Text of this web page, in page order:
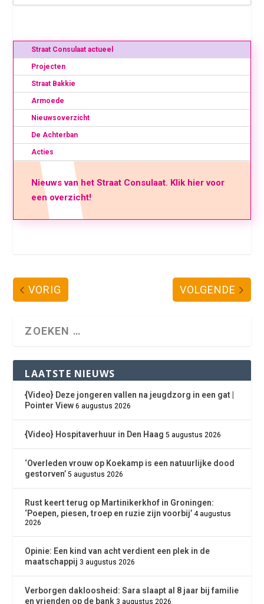
Straat Consulaat actueel
Projecten
Straat Bakkie
Armoede
Nieuwsoverzicht
De Achterban
Acties
Nieuws van het Straat Consulaat. Klik hier voor
een overzicht!
VORIG VOLGENDE
LAATSTE NIEUWS
{Video} Deze jongeren vallen na jeugdzorg in een gat |
Pointer View 6 augustus 2026
{Video} Hospitaverhuur in Den Haag 5 augustus 2026
‘Overleden vrouw op Koekamp is een natuurlijke dood
gestorven’ 5 augustus 2026
Rust keert terug op Martinikerkhof in Groningen:
‘Poepen, piesen, troep en ruzie zijn voorbij’ 4 augustus
2026
Opinie: Een kind van acht verdient een plek in de
maatschappij 3 augustus 2026
Verborgen dakloosheid: Sara slaapt al 8 jaar bij familie
en vrienden op de bank 3 augustus 2026